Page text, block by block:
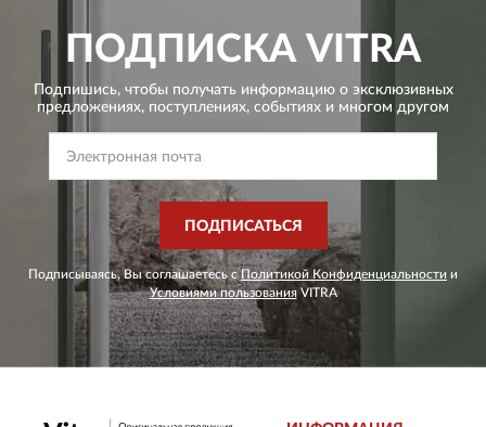
ПОДПИСКАVITRA
Подпишись, чтобы получать информацию о эксклюзивных
предложениях, поступлениях, событиях и многом другом
ПОДПИСАТЬСЯ
Подписываясь, Вы соглашаетесь сПолитикой Конфиденциальности и
Условиями пользованияVITRA